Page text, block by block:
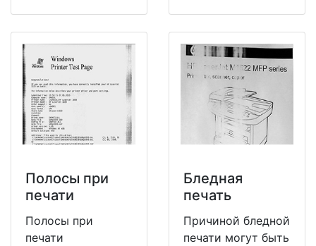
Полосы при
печати
Полосы при
печати
Бледная
печать
Причиной бледной
печати могут быть